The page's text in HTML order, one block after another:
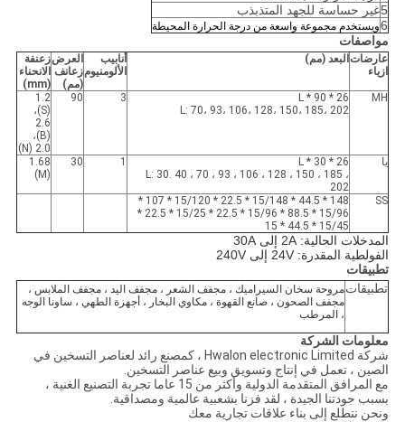
5غير حساسة للجهد المتذبذب
6ويستخدم مجموعة واسعة من درجة الحرارة المحيطة
مواصفات
عارضات
ازياء
البعد (مم)
أنابيب
الألومنيوم
العرض
زعانف
(مم)
زعنفة
الانحناء
(mm)
MH
26 * 90 * L
L: 70، 93، 106، 128، 150، 185، 202
3
90
1.2
(S)،
2.6
(B)،
2.0 (N)
يا
26 * 30 * L
L: 30. 40 ، 70 ، 93 ، 106 ، 128 ، 150 ، 185 ،
202
1
30
1.68
(M)
SS
148 * 44.5 * 15/148 * 22.5 * 15/120 * 107 *
15/96 * 88.5 * 15/96 * 22.5 * 15/25 * 22.5 *
15/45 * 44.5 * 15
المدخلات الحالية: 2A إلى 30A
الفولطية المقدرة: 24V إلى 240V
تطبيقات
تطبيقاتمروحة سخان السيراميك ، مجفف الشعر ، مجفف اليد ، مجفف الملابس ،
مجفف الصحون ، صانع القهوة ، مكاوي البخار ، أجهزة الطهي ، ساونا الوجه
، المرطب
معلومات الشركة
شركة Hwalon electronic Limited ، كمصنع رائد لعناصر التسخين في
الصين ، تعمل في إنتاج وتسويق وبيع عناصر التسخين.
مع المرافق المتقدمة الدولية وأكثر من 15 عاما تجربة التصنيع الغنية ،
بسبب جودتنا الجيدة ، لقد فزنا بشعبية عالمية ومصداقية.
ونحن نتطلع إلى بناء علاقات تجارية معك